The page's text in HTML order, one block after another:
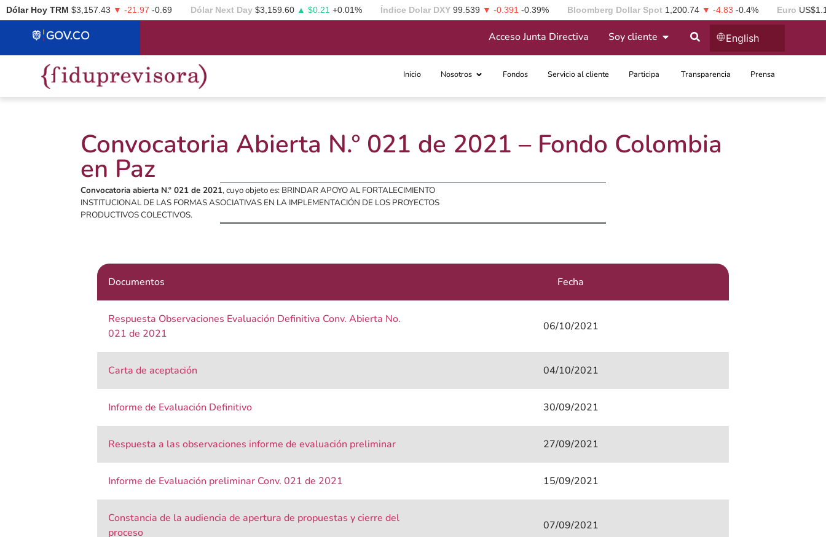
Dólar Hoy TRM $3,157.43 ▼ -21.97 -0.69 Dólar Next Day $3,159.60 ▲ $0.21 +0.01% Índice Dolar DXY 99.539 ▼ -0.391 -0.39% Bloomberg Dollar Spot 1,200.74 ▼ -4.83 -0.4% Euro
Acceso Junta Directiva Soy cliente English
Inicio Nosotros Fondos Servicio al cliente Participa ​ Transparencia Prensa
Convocatoria Abierta N.º 021 de 2021 – Fondo Colombia
en Paz
Convocatoria abierta N.º 021 de 2021, cuyo objeto es: BRINDAR APOYO AL FORTALECIMIENTO
INSTITUCIONAL DE LAS FORMAS ASOCIATIVAS EN LA IMPLEMENTACIÓN DE LOS PROYECTOS
PRODUCTIVOS COLECTIVOS.
Documentos Fecha
Respuesta Observaciones Evaluación Definitiva Conv. Abierta No.
021 de 2021
06/10/2021
Carta de aceptación 04/10/2021
Informe de Evaluación Definitivo 30/09/2021
Respuesta a las observaciones informe de evaluación preliminar 27/09/2021
Informe de Evaluación preliminar Conv. 021 de 2021 15/09/2021
Constancia de la audiencia de apertura de propuestas y cierre del
proceso
07/09/2021